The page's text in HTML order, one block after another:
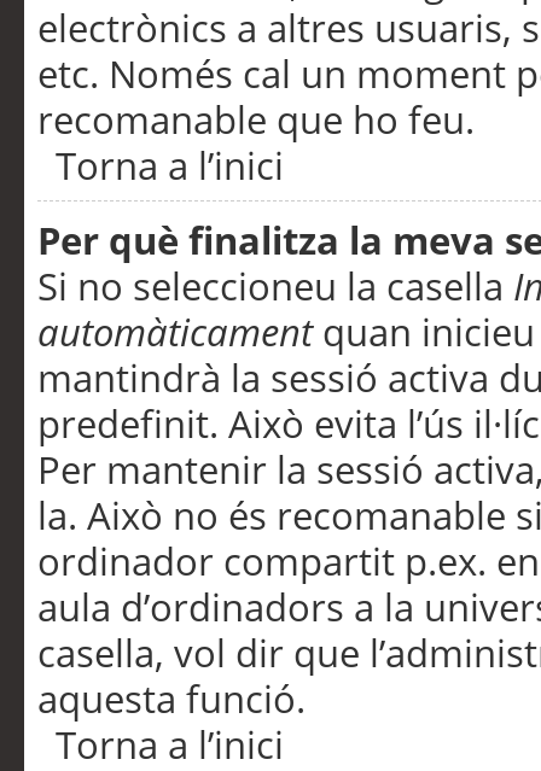
electrònics a altres usuaris,
etc. Només cal un moment
recomanable que ho feu.
Torna a l’inici
Per què finalitza la meva
Si no seleccioneu la casella
automàticamentquan inicieu
mantindrà la sessió activa
predefinit. Això evita l’ús
Per mantenir la sessió
la. Això no és recomanable
ordinador compartit p.ex.
aula d’ordinadors a la
casella, vol dir que
aquesta funció.
Torna a l’inici